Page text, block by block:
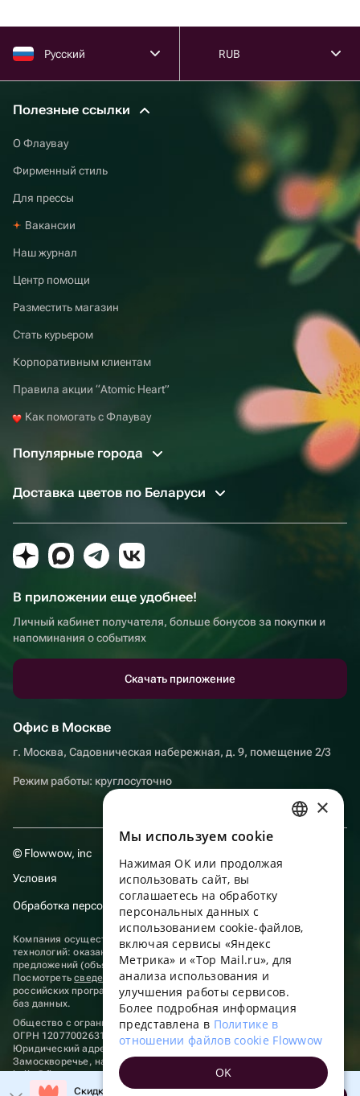
Русский RUB
Полезные ссылки
О Флаувау
Фирменный стиль
Для прессы
Вакансии
Наш журнал
Центр помощи
Разместить магазин
Стать курьером
Корпоративным клиентам
Правила акции “Atomic Heart”
Как помогать с Флаувау
Популярные города
Доставка цветов по Беларуси
В приложении еще удобнее!
Личный кабинет получателя, больше бонусов за покупки и
напоминания о событиях
Скачать приложение
Офис в Москве
г. Москва, Садовническая набережная, д. 9, помещение 2/3
Режим работы: круглосуточно
© Flowwow, inc
Условия
Обработка персональных данных
Компания осуществляет деятельность в области информационных
технологий: оказание услуг в сети “Интернет” по размещению
предложений (объявлений) продавцов о реализации товаров.
Посмотретьсведения о программах, включенных в реестр
российских программ для электронных вычислительных машин и
баз данных.
Общество с ограниченной ответственностью «ФЛАУВАУ»
ОГРН 1207700263198, ИНН 9702020445
Юридический адрес: г. Москва, вн.тер. г. Муниципальный округ
Замоскворечье, наб. Садовническая, д. 9, помещ. 2/3.
hello@flowwow.com
8 800 555-16-15
Применяютсярекомендательные технологии
Скидка до 10% на первый заказ!
ENGLISH
UKRAINIAN
PORTUGUESE
FRENCH
TURKISH
×
Мы используем сookie
Нажимая ОК или продолжая
использовать сайт, вы
соглашаетесь на обработку
персональных данных с
использованием cookie-файлов,
включая сервисы «Яндекс
Метрика» и «Top Mail.ru», для
анализа использования и
улучшения работы сервисов.
Более подробная информация
представлена в Политике в
отношении файлов cookie Flowwow
OK